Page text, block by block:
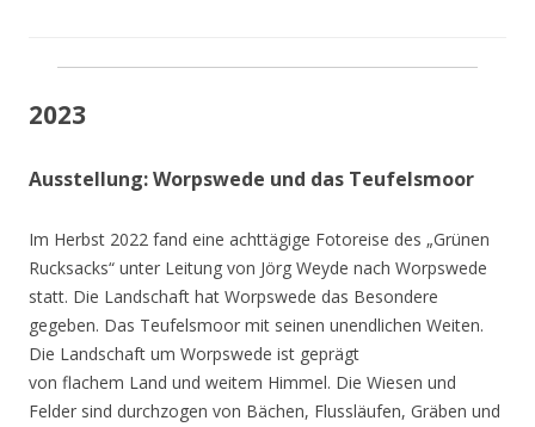
2023
Ausstellung: Worpswede und das Teufelsmoor
Im Herbst 2022 fand eine achttägige Fotoreise des „Grünen
Rucksacks“ unter Leitung von Jörg Weyde nach Worpswede
statt. Die Landschaft hat Worpswede das Besondere
gegeben. Das Teufelsmoor mit seinen unendlichen Weiten.
Die Landschaft um Worpswede ist geprägt
von flachem Land und weitem Himmel. Die Wiesen und
Felder sind durchzogen von Bächen, Flussläufen, Gräben und